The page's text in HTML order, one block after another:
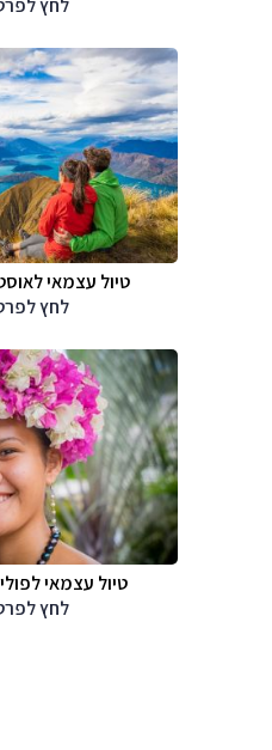
לחץ
טיול עצמאי
לחץ
טיול עצמאי
לחץ